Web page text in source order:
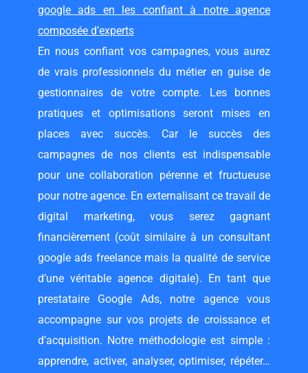
google ads en les confiant à notre agence
composée d’experts
En nous confiant vos campagnes, vous aurez
de vrais professionnels du métier en guise de
gestionnaires de votre compte. Les bonnes
pratiques et optimisations seront mises en
places avec succès. Car le succès des
campagnes de nos clients est indispensable
pour une collaboration pérenne et fructueuse
pour notre agence. En externalisant ce travail de
digital marketing, vous serez gagnant
financièrement (coût similaire à un consultant
google ads freelancemais la qualité de service
d’une véritable agence digitale). En tant que
prestataire Google Ads, notre agence vous
accompagne sur vos projets de croissance et
d’acquisition. Notre méthodologie est simple :
apprendre, activer, analyser, optimiser, répéter…